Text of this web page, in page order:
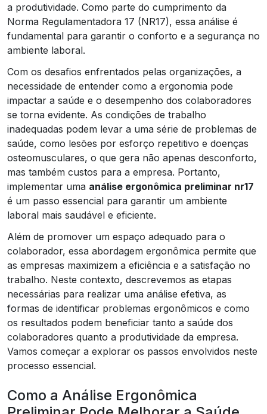
a produtividade. Como parte do cumprimento da
Norma Regulamentadora 17 (NR17), essa análise é
fundamental para garantir o conforto e a segurança no
ambiente laboral.
Com os desafios enfrentados pelas organizações, a
necessidade de entender como a ergonomia pode
impactar a saúde e o desempenho dos colaboradores
se torna evidente. As condições de trabalho
inadequadas podem levar a uma série de problemas de
saúde, como lesões por esforço repetitivo e doenças
osteomusculares, o que gera não apenas desconforto,
mas também custos para a empresa. Portanto,
implementar uma análise ergonômica preliminar nr17
é um passo essencial para garantir um ambiente
laboral mais saudável e eficiente.
Além de promover um espaço adequado para o
colaborador, essa abordagem ergonômica permite que
as empresas maximizem a eficiência e a satisfação no
trabalho. Neste contexto, descrevemos as etapas
necessárias para realizar uma análise efetiva, as
formas de identificar problemas ergonômicos e como
os resultados podem beneficiar tanto a saúde dos
colaboradores quanto a produtividade da empresa.
Vamos começar a explorar os passos envolvidos neste
processo essencial.
Como a Análise Ergonômica